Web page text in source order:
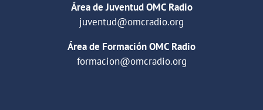
Área de Juventud OMC Radio
juventud@omcradio.org
Área de Formación OMC Radio
formacion@omcradio.org